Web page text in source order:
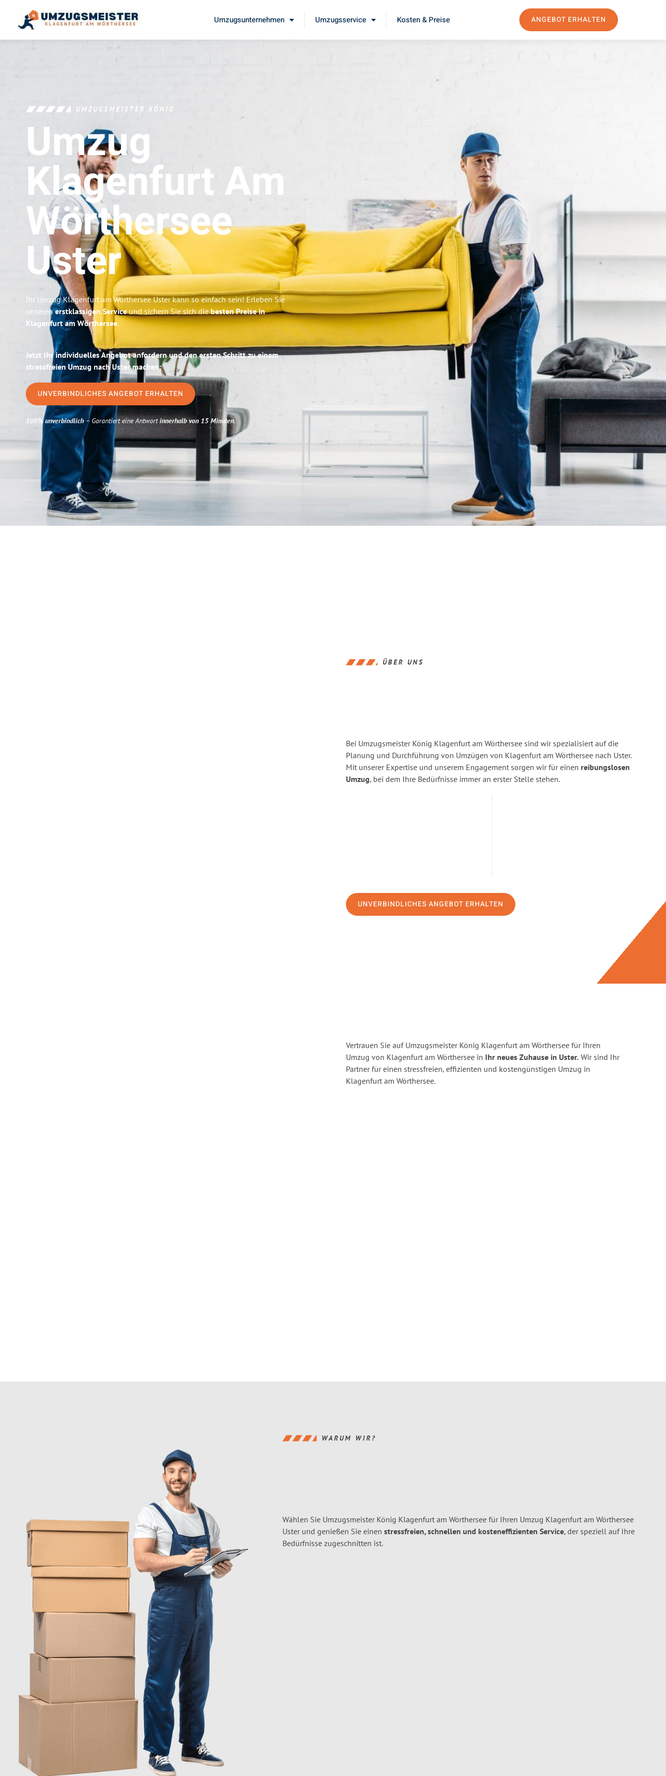
Umzugsunternehmen Umzugsservice Kosten & Preise ANGEBOT ERHALTEN
UMZUGSMEISTER KÖNIG
Umzug
Klagenfurt Am
Wörthersee
Uster
Ihr Umzug Klagenfurt am Wörthersee Uster kann so einfach sein! Erleben Sie
unserenerstklassigen Serviceund sichern Sie sich diebesten Preise in
Klagenfurt am Wörthersee.
Jetzt Ihr individuelles Angebot anfordern und den ersten Schritt zu einem
stressfreien Umzug nach Uster machen:
UNVERBINDLICHES ANGEBOT ERHALTEN
100% unverbindlich– Garantiert eine Antwortinnerhalb von 15 Minuten.
ÜBER UNS
Bei Umzugsmeister König Klagenfurt am Wörthersee sind wir spezialisiert auf die
Planung und Durchführung von Umzügen von Klagenfurt am Wörthersee nach Uster.
Mit unserer Expertise und unserem Engagement sorgen wir für einen reibungslosen
Umzug, bei dem Ihre Bedürfnisse immer an erster Stelle stehen.
UNVERBINDLICHES ANGEBOT ERHALTEN
Vertrauen Sie auf Umzugsmeister König Klagenfurt am Wörthersee für Ihren
Umzug von Klagenfurt am Wörthersee in Ihr neues Zuhause in Uster. Wir sind Ihr
Partner für einen stressfreien, effizienten und kostengünstigen Umzug in
Klagenfurt am Wörthersee.
WARUM WIR?
Wählen Sie Umzugsmeister König Klagenfurt am Wörthersee für Ihren Umzug Klagenfurt am Wörthersee
Uster und genießen Sie einen stressfreien, schnellen und kosteneffizienten Service, der speziell auf Ihre
Bedürfnisse zugeschnitten ist.